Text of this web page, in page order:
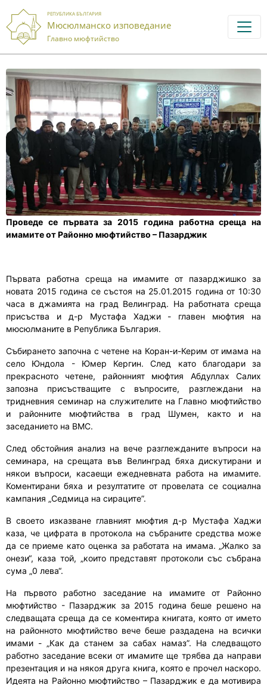
РЕПУБЛИКА БЪЛГАРИЯ
Мюсюлманско изповедание
Главно мюфтийство
Проведе се първата за 2015 година работна среща на
имамите от Районно мюфтийство – Пазарджик
Първата работна среща на имамите от пазарджишко за
новата 2015 година се състоя на 25.01.2015 година от 10:30
часа в джамията на град Велинград. На работната среща
присъства и д-р Мустафа Хаджи - главен мюфтия на
мюсюлманите в Република България.
Събирането започна с четене на Коран-и-Керим от имама на
село Юндола - Юмер Кергин. След като благодари за
прекрасното четене, районният мюфтия Абдуллах Салих
запозна присъстващите с въпросите, разглеждани на
тридневния семинар на служителите на Главно мюфтийство
и районните мюфтийства в град Шумен, както и на
заседанието на ВМС.
След обстойния анализ на вече разглежданите въпроси на
семинара, на срещата във Велинград бяха дискутирани и
някои въпроси, касаещи ежедневната работа на имамите.
Коментирани бяха и резултатите от провелата се социална
кампания „Седмица на сираците”.
В своето изказване главният мюфтия д-р Мустафа Хаджи
каза, че цифрата в протокола на събраните средства може
да се приеме като оценка за работата на имама. „Жалко за
онези“, каза той, „които представят протоколи със събрана
сума „0 лева“.
На първото работно заседание на имамите от Районно
мюфтийство - Пазарджик за 2015 година беше решено на
следващата среща да се коментира книгата, която от името
на районното мюфтийство вече беше раздадена на всички
имами - „Как да станем за сабах намаз”. На следващото
работно заседание всеки от имамите ще трябва да направи
презентация и на някоя друга книга, която е прочел наскоро.
Идеята на Районно мюфтийство – Пазарджик е да мотивира